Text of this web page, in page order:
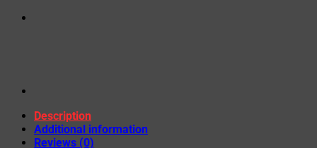
Description
Additional information
Reviews (0)